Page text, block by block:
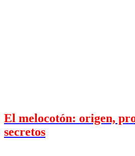
El melocotón: origen,
secretos